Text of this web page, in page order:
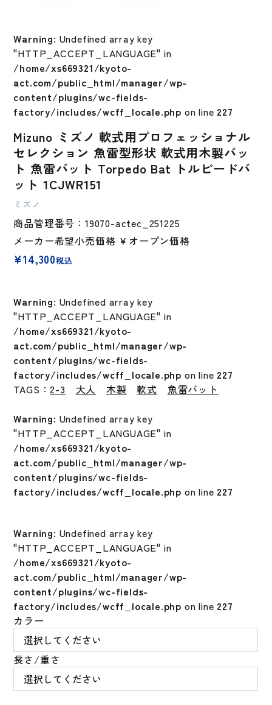
Warning: Undefined array key
"HTTP_ACCEPT_LANGUAGE" in
/home/xs669321/kyoto-
act.com/public_html/manager/wp-
content/plugins/wc-fields-
factory/includes/wcff_locale.php on line 227
Mizuno ミズノ 軟式用プロフェッショナル
セレクション 魚雷型形状 軟式用木製バッ
ト 魚雷バット Torpedo Bat トルピードバ
ット 1CJWR151
ミズノ
商品管理番号：19070-actec_251225
メーカー希望小売価格 ￥オープン価格
¥14,300税込
Warning: Undefined array key
"HTTP_ACCEPT_LANGUAGE" in
/home/xs669321/kyoto-
act.com/public_html/manager/wp-
content/plugins/wc-fields-
factory/includes/wcff_locale.php on line 227
TAGS：2-3 大人 木製 軟式
魚雷バット
Warning: Undefined array key
"HTTP_ACCEPT_LANGUAGE" in
/home/xs669321/kyoto-
act.com/public_html/manager/wp-
content/plugins/wc-fields-
factory/includes/wcff_locale.php on line 227
Warning: Undefined array key
"HTTP_ACCEPT_LANGUAGE" in
/home/xs669321/kyoto-
act.com/public_html/manager/wp-
content/plugins/wc-fields-
factory/includes/wcff_locale.php on line 227
カラー
長さ/重さ